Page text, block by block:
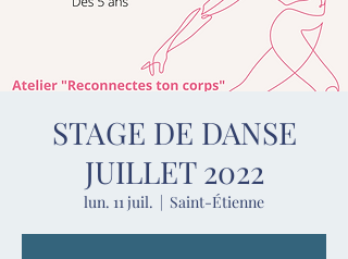
STAGE DE DANSE
JUILLET 2022
lun. 11 juil.
  |
Saint-Étienne